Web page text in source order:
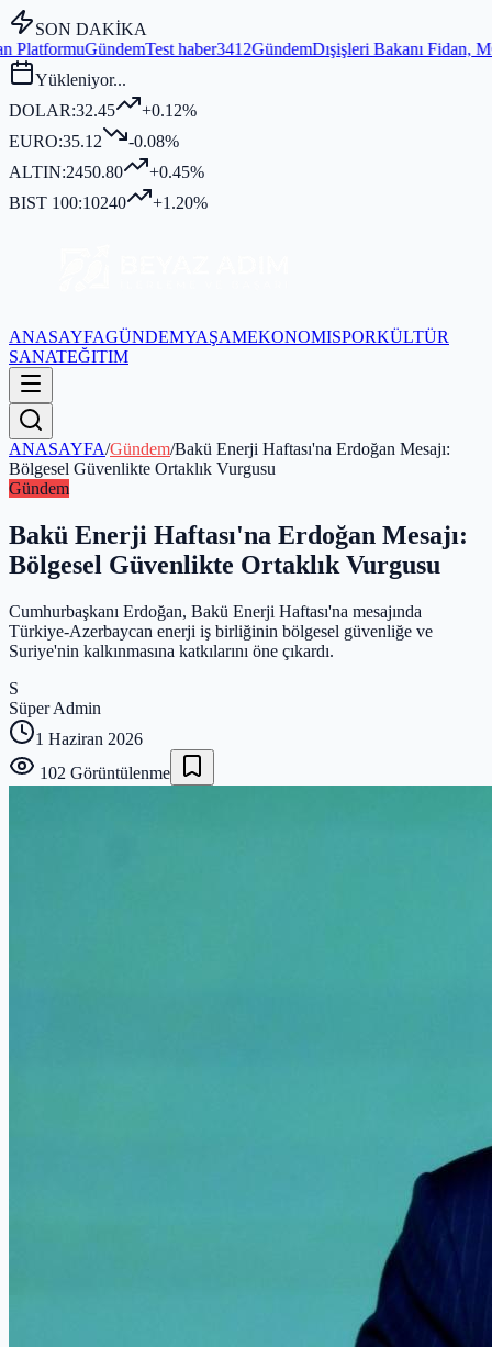
SON DAKİKA
Test haber3412GündemDışişleri Bakanı Fidan, MGK Genel
Yükleniyor...
DOLAR:32.45
+0.12%
EURO:35.12
-0.08%
ALTIN:2450.80
+0.45%
BIST 100:10240 +1.20%
ANASAYFAGÜNDEMYAŞAMEKONOMISPORKÜLTÜR
SANATEĞITIM
ANASAYFA/Gündem/Bakü Enerji Haftası'na Erdoğan Mesajı:
Bölgesel Güvenlikte Ortaklık Vurgusu
Gündem
Bakü Enerji Haftası'na Erdoğan Mesajı:
Bölgesel Güvenlikte Ortaklık Vurgusu
Cumhurbaşkanı Erdoğan, Bakü Enerji Haftası'na mesajında
Türkiye-Azerbaycan enerji iş birliğinin bölgesel güvenliğe ve
Suriye'nin kalkınmasına katkılarını öne çıkardı.
S
Süper Admin
1 Haziran 2026
102 Görüntülenme